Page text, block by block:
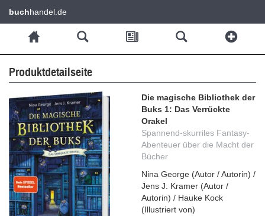
buchhandel.de
Produktdetailseite
Die magische Bibliothek der
Buks 1: Das Verrückte
Orakel
Spannend-skurriles Fantasy-
Abenteuer über die Macht der
Bücher
Nina George (Autor / Autorin) /
Jens J. Kramer (Autor /
Autorin) / Hauke Kock
(Illustriert von)